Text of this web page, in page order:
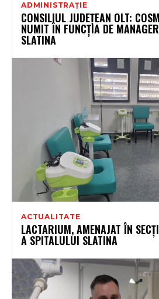
ADMINISTRAȚIE
CONSILIUL JUDEȚEAN OLT:
NUMIT ÎN FUNCȚIA DE
SLATINA
ACTUALITATE
LACTARIUM, AMENAJAT ÎN
A SPITALULUI SLATINA